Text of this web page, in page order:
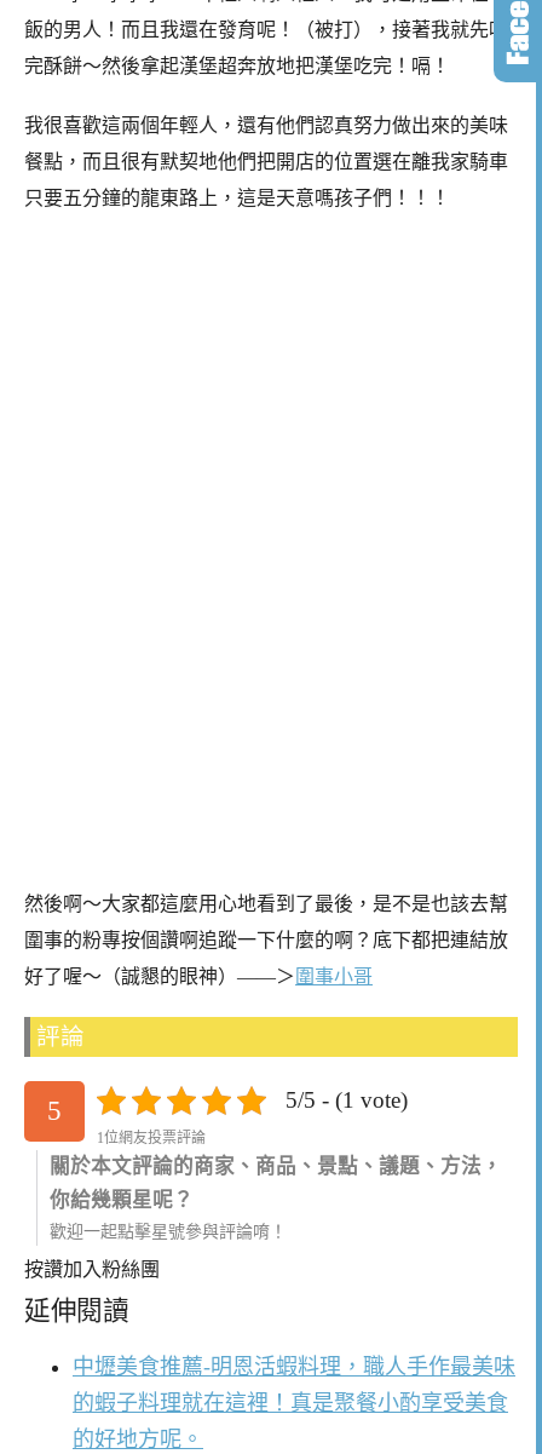
飯的男人！而且我還在發育呢！（被打），接著我就先吃
完酥餅～然後拿起漢堡超奔放地把漢堡吃完！嗝！
我很喜歡這兩個年輕人，還有他們認真努力做出來的美味
餐點，而且很有默契地他們把開店的位置選在離我家騎車
只要五分鐘的龍東路上，這是天意嗎孩子們！！！
然後啊～大家都這麼用心地看到了最後，是不是也該去幫
圍事的粉專按個讚啊追蹤一下什麼的啊？底下都把連結放
好了喔～（誠懇的眼神）——＞ 圍事小哥
評論
5 5/5 - (1 vote)
1位網友投票評論
關於本文評論的商家、商品、景點、議題、方法，
你給幾顆星呢？
歡迎一起點擊星號參與評論唷！
按讚加入粉絲團
延伸閱讀
中壢美食推薦-明恩活蝦料理，職人手作最美味
的蝦子料理就在這裡！真是聚餐小酌享受美食
的好地方呢。